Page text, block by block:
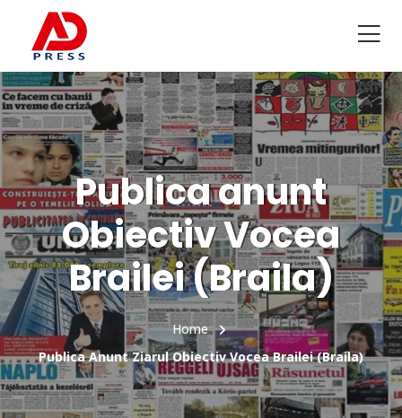
Publica anunt
Obiectiv Vocea
Brailei (Braila)
Home
Publica Anunt Ziarul Obiectiv Vocea Brailei (Braila)